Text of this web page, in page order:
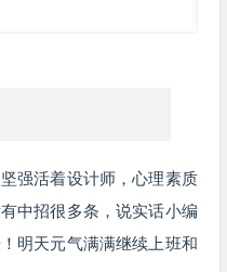
强活着设计师，心理素质
中招很多条，说实话小编
明天元气满满继续上班和